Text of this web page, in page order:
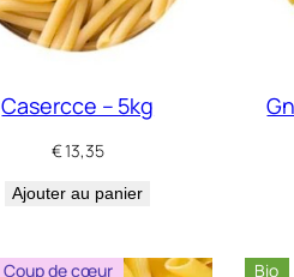
Casercce – 5kg
€13,35
Ajouter au panier
Coup de cœur Bio